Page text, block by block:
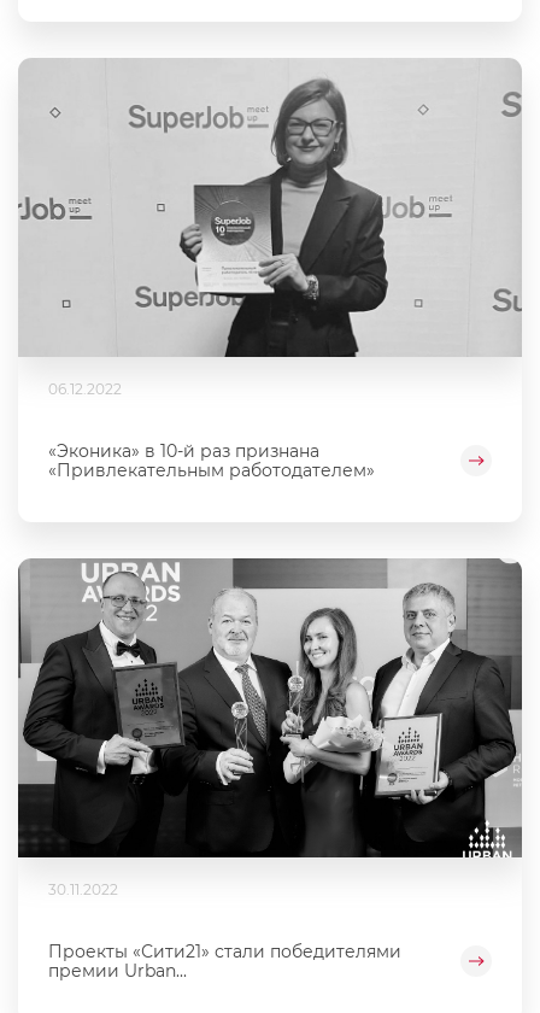
06.12.2022
«Эконика» в 10-й раз признана
«Привлекательным работодателем»
30.11.2022
Проекты «Сити21» стали победителями
премии Urban...